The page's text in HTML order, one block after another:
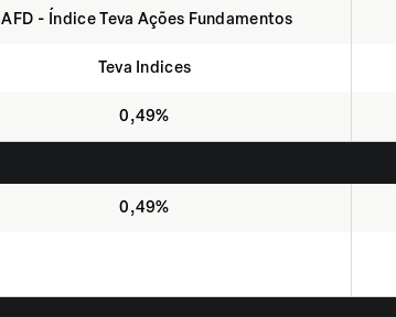
IAFD - Índice Teva Ações Fundamentos
Teva Indices
0,49%
0,49%